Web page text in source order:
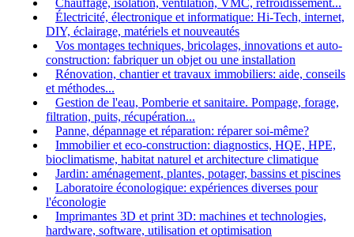
Électricité, électronique et informatique: Hi-Tech, internet,
DIY, éclairage, matériels et nouveautés
Vos montages techniques, bricolages, innovations et auto-
construction: fabriquer un objet ou une installation
Rénovation, chantier et travaux immobiliers: aide, conseils
et méthodes...
Gestion de l'eau, Pomberie et sanitaire. Pompage, forage,
filtration, puits, récupération...
Panne, dépannage et réparation: réparer soi-même?
Immobilier et eco-construction: diagnostics, HQE, HPE,
bioclimatisme, habitat naturel et architecture climatique
Jardin: aménagement, plantes, potager, bassins et piscines
Laboratoire éconologique: expériences diverses pour
l'éconologie
Imprimantes 3D et print 3D: machines et technologies,
hardware, software, utilisation et optimisation